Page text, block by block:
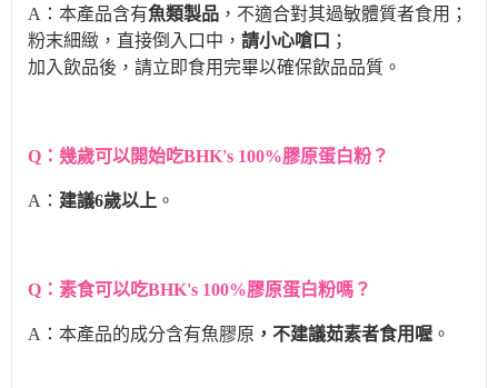
A：本產品含有魚類製品 ，不適合對其過敏體質者食用；
粉末細緻，直接倒入口中， 請小心嗆口 ；
加入飲品後，請立即食用完畢以確保飲品品質。
Q：幾歲可以開始吃BHK's 100%膠原蛋白粉 ？
A： 建議6歲以上 。
Q：素食可以吃BHK's 100%膠原蛋白粉嗎 ？
A：本產品的成分含有魚膠原 ，不建議茹素者食用喔 。